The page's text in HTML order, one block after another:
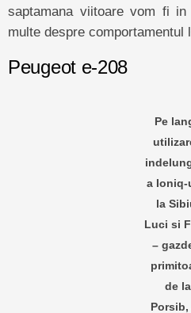
saptamana viitoare vom fi
multe despre comportamentul
Peugeot e-208
Pe
a Ioniq-
la
Luci si
–
de la
Porsib,